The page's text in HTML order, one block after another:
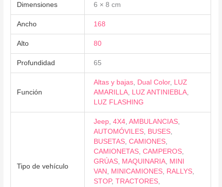
Dimensiones 6 × 8 cm
Ancho 168
Alto 80
Profundidad 65
Función
Altas y bajas, Dual Color, LUZ
AMARILLA, LUZ ANTINIEBLA,
LUZ FLASHING
Tipo de vehículo
Jeep,4X4,AMBULANCIAS,
AUTOMÓVILES, BUSES,
BUSETAS,CAMIONES,
CAMIONETAS,CAMPEROS,
GRÚAS, MAQUINARIA, MINI
VAN , MINICAMIONES, RALLYS,
STOP,TRACTORES,